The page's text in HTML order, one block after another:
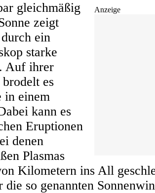
Anzeige
gleichmäßig
zeigt
ein
starke
Auf ihrer
es
in einem
kann es
Eruptionen
denen
Plasmas
Kilometern ins All
die so genannten